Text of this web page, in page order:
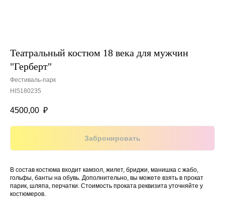
Театральный костюм 18 века для мужчин
"Герберт"
Фестиваль-парк
HIS180235
4500,00 ₽
Забронировать
В состав костюма входит камзол, жилет, бриджи, манишка с жабо,
гольфы, банты на обувь. Дополнительно, вы можете взять в прокат
парик, шляпа, перчатки. Стоимость проката реквизита уточняйте у
костюмеров.